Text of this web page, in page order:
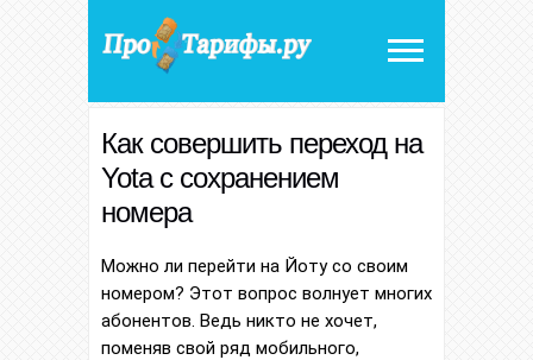
Как совершить переход на
Yota с сохранением
номера
Можно ли перейти на Йоту со своим
номером? Этот вопрос волнует многих
абонентов. Ведь никто не хочет,
поменяв свой ряд мобильного,